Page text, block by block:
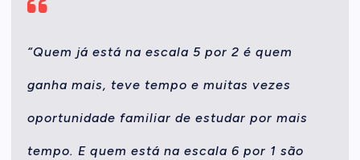
“Quem já está na escala 5 por 2 é quem
ganha mais, teve tempo e muitas vezes
oportunidade familiar de estudar por mais
tempo. E quem está na escala 6 por 1 são